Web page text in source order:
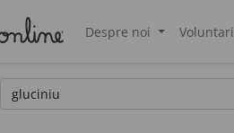
Despre noi Voluntari